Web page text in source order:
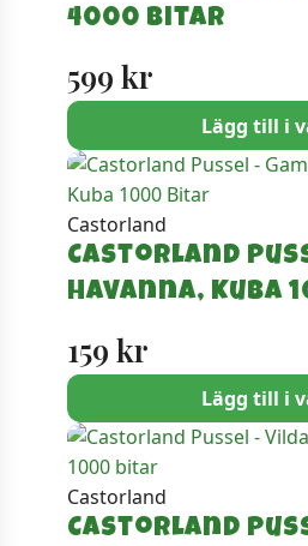
4000 bitar
599 kr
Lägg till i
Castorland
Castorland
Havanna, Kuba
159 kr
Lägg till i
Castorland
Castorland